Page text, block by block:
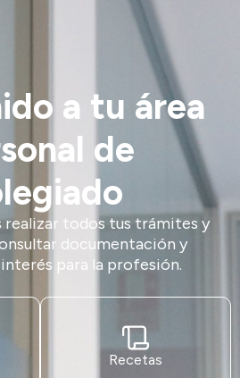
a tu área
de
realizar todos tus trámites y
documentación y
para la profesión.
Recetas